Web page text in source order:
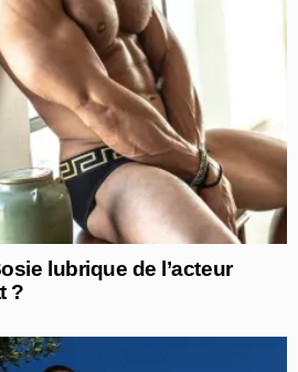
lubrique de l’acteur
?